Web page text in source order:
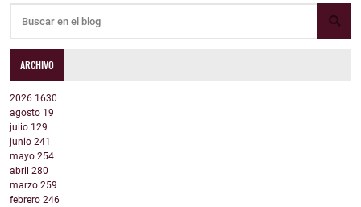
ARCHIVO
2026 1630
agosto 19
julio 129
junio 241
mayo 254
abril 280
marzo 259
febrero 246